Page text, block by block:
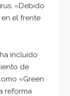
«Debido
el frente
incluido
de
«Green
reforma